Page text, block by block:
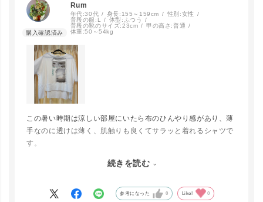
カラー／サイズ
Rum
年代:30代 身長: 155～159cm 性別:女性
普段の服: L 体型: ふつう
普段の靴のサイズ:23cm 甲の高さ:普通
体重:50～54kg
この暑い時期は涼しい部屋にいたら布のひんやり感があり、薄
手なのに透けは薄く、肌触りも良くてサラッと着れるシャツで
す。
ただ、帰宅して30分ほどハンガーにかけておいたあと畳んだの
りのフィット感が薄く、襟ぐりがカパカパと浮く感じがあるの
続きを読む
参考になった 0 Like! 0